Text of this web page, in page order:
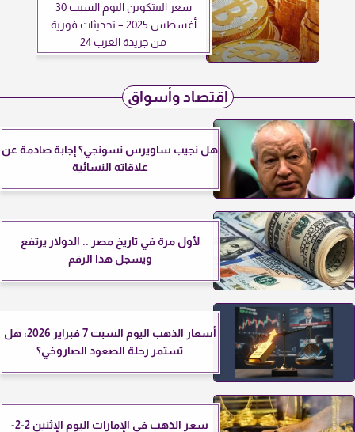
سعر البيتكوين اليوم السبت 30
أغسطس 2025 – تحديثات فورية
من جريدة العرب 24
اقتصاد وأسواق
هل نجيب ساويرس نسونجي؟ إجابة صادمة عن
علاقاته النسائية
لأول مرة في تاريخ مصر .. الدولار يرتفع
ويسجل هذا الرقم
أسعار الذهب اليوم السبت 7 فبراير 2026: هل
تستمر رحلة الصعود الصاروخي؟
سعر الذهب في الإمارات اليوم الإثنين 2-2-